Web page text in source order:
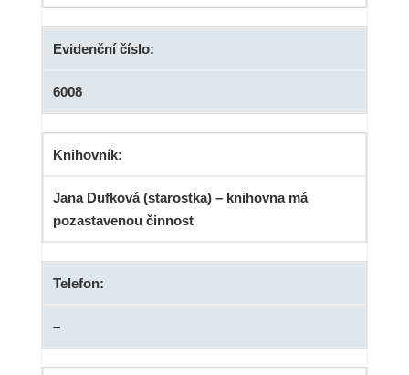
Evidenční číslo:
6008
Knihovník:
Jana Dufková (starostka) – knihovna má
pozastavenou činnost
Telefon:
–